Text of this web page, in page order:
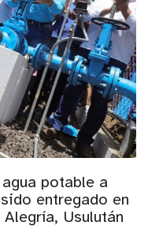
potable a
entregado en
Usulután